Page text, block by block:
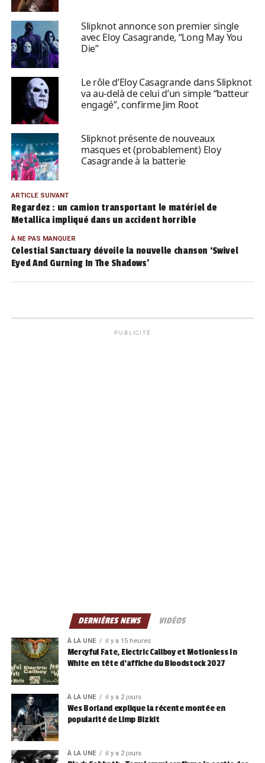
Slipknot annonce son premier single
avec Eloy Casagrande, “Long May You
Die”
Le rôle d’Eloy Casagrande dans Slipknot
va au-delà de celui d’un simple “batteur
engagé”, confirme Jim Root
Slipknot présente de nouveaux
masques et (probablement) Eloy
Casagrande à la batterie
ARTICLE SUIVANT
Regardez : un camion transportant le matériel de
Metallica impliqué dans un accident horrible
À NE PAS MANQUER
Celestial Sanctuary dévoile la nouvelle chanson ‘Swivel
Eyed And Gurning In The Shadows’
PUBLICITÉ
DERNIÈRES NEWS VIDÉOS
À LA UNE il y a 15 heures
Mercyful Fate, Electric Callboy et Motionless In
White en tête d’affiche du Bloodstock 2027
À LA UNE il y a 2 jours
Wes Borland explique la récente montée en
popularité de Limp Bizkit
À LA UNE il y a 2 jours